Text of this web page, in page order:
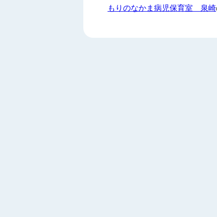
もりのなかま病児保育室 泉崎